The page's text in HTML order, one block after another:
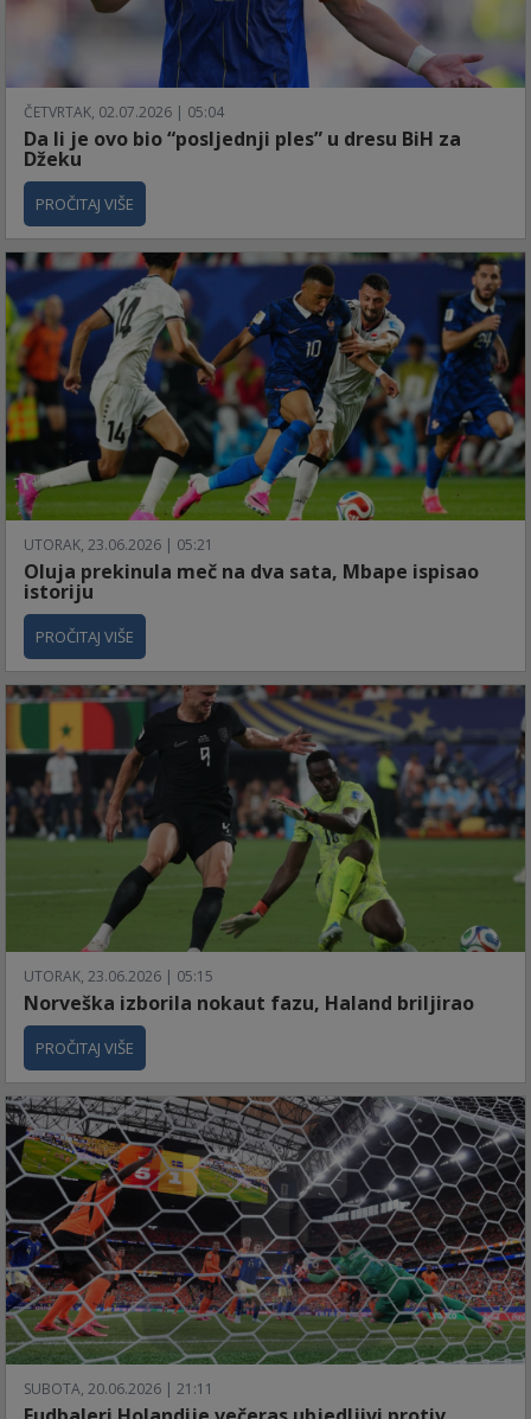
ČETVRTAK, 02.07.2026 | 05:04
Da li je ovo bio “posljednji ples” u dresu BiH za
Džeku
PROČITAJ VIŠE
UTORAK, 23.06.2026 | 05:21
Oluja prekinula meč na dva sata, Mbape ispisao
istoriju
PROČITAJ VIŠE
UTORAK, 23.06.2026 | 05:15
Norveška izborila nokaut fazu, Haland briljirao
PROČITAJ VIŠE
SUBOTA, 20.06.2026 | 21:11